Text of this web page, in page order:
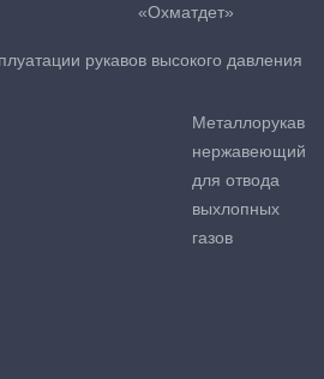
«Охматдет»
рукавов высокого давления
Металлорукав
нержавеющий
для отвода
выхлопных
газов